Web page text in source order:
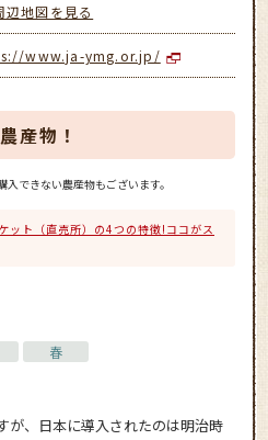
辺地図を見る
www.ja-ymg.or.jp/
産物！
できない農産物もございます。
ット（直売所）の4つの特徴!ココがス
春
が、日本に導入されたのは明治時